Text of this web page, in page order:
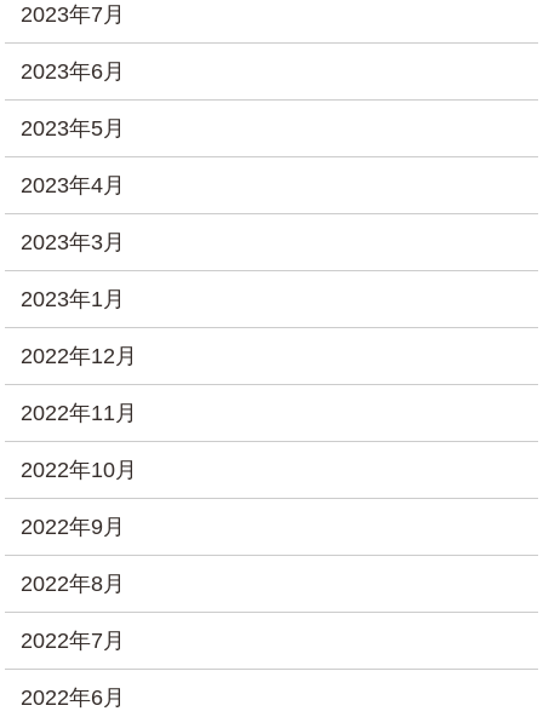
2023年7月
2023年6月
2023年5月
2023年4月
2023年3月
2023年1月
2022年12月
2022年11月
2022年10月
2022年9月
2022年8月
2022年7月
2022年6月